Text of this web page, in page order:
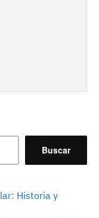
Buscar
Historia y